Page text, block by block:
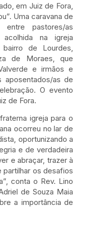
em Juiz de Fora,
Uma caravana de
pastores/as
na igreja
de Lourdes,
de Moraes, que
e irmãos e
aposentados/as de
O evento
de Fora.
igreja para o
ocorreu no lar de
oportunizando a
e de verdadeira
e abraçar, trazer à
partilhar os desafios
conta o Rev. Lino
de Souza Maia
a importância de